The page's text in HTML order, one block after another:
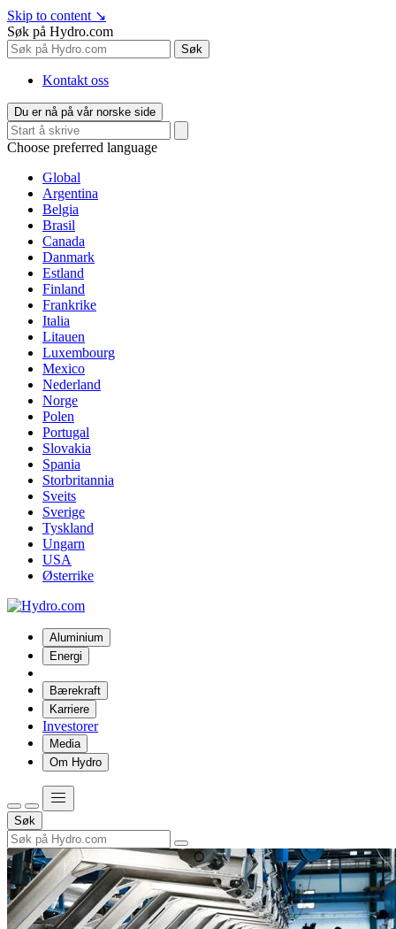
Skip to content ↘
Søk på Hydro.com
Søk
Kontakt oss
Du er nå på vår norske side
Choose preferred language
Global
Argentina
Belgia
Brasil
Canada
Danmark
Estland
Finland
Frankrike
Italia
Litauen
Luxembourg
Mexico
Nederland
Norge
Polen
Portugal
Slovakia
Spania
Storbritannia
Sveits
Sverige
Tyskland
Ungarn
USA
Østerrike
Aluminium
Energi
Bærekraft
Karriere
Investorer
Media
Om Hydro
Søk